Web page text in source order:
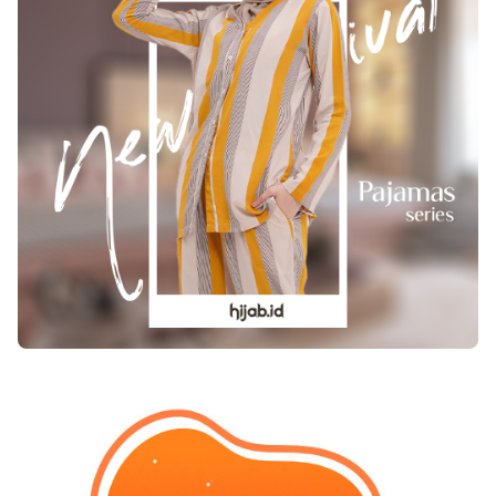
efisien kurangi stres serta berikan perasaan beri
kesegaran. Minyak ini dapat lembut pada kulit
serta dapat kurangi nyeri otot. 10. Penglihatan
Mengulas minyak wortel tiada mengatakan
faedahnya untuk kesehatan mata tidaklah
komplit. Minyak wortel merangsang produksi
eritrosit yang menambah manfaat penglihatan
serta kesehatan mata.
penyakit flu tidak kunjung sembuh mungkin
kegiatan yang menghangatkan tubuh seperti
olahraga dan makan makanan yang
mengandung protein tidak dilaksanakan dengan
baik. Oleh sebab itu jika sedang terjadi flu selama
3 hari dan belum juga sembuh coba lakukan
kegiatan-kegiatan penghangat badan seperti
olahraga ringan. Bisa juga dilakukan dengan
berjemur atau mengangin-anginkan diri.
Biasanya dengan aktivitas tersebut gejala pilek
akan reda asalkan diiringi dengan meminum
obat-obat flu yang tepat. 6. Sudah Flu Masih
sedang dingin. Jika kebiasaan ini sering
dilakukan tentu penyakit flu tidak akan pernah
sembuh. Bahkan semakin hari gejalanya akan